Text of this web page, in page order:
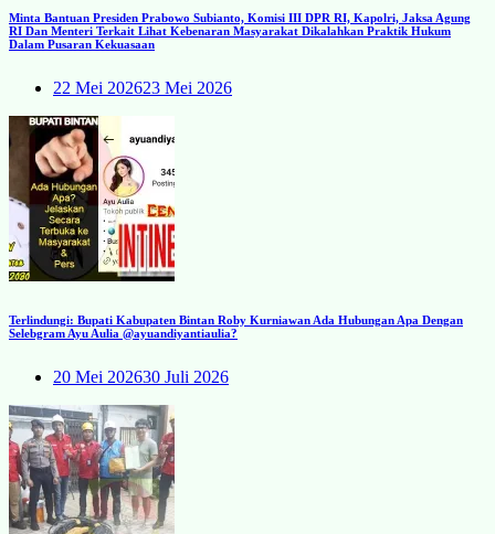
Minta Bantuan Presiden Prabowo Subianto, Komisi III DPR RI, Kapolri, Jaksa Agung
RI Dan Menteri Terkait Lihat Kebenaran Masyarakat Dikalahkan Praktik Hukum
Dalam Pusaran Kekuasaan
22 Mei 202623 Mei 2026
Terlindungi: Bupati Kabupaten Bintan Roby Kurniawan Ada Hubungan Apa Dengan
Selebgram Ayu Aulia @ayuandiyantiaulia?
20 Mei 202630 Juli 2026